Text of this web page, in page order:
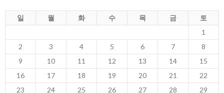
일 월 화 수 목 금 토
1
2
3 4 5 6 7
8
9
10 11 12 13 14
15
16
17 18 19 20 21
22
23
24 25 26 27 28
29